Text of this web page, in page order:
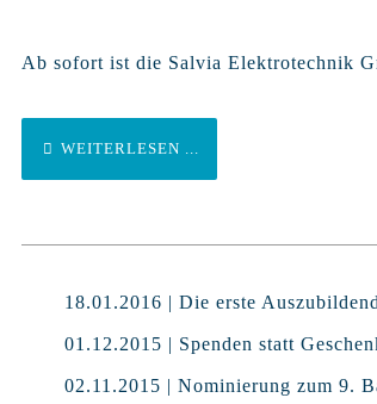
Ab sofort ist die Salvia Elektrotechnik
WEITERLESEN ...
18.01.2016 | Die erste
01.12.2015 | Spenden statt
02.11.2015 | Nominierung zum 9.